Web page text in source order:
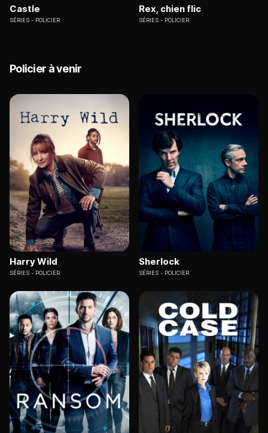
Castle
SÉRIES POLICIER
Rex, chien flic
SÉRIES POLICIER
Policier à venir
Harry Wild
SÉRIES POLICIER
Sherlock
SÉRIES POLICIER